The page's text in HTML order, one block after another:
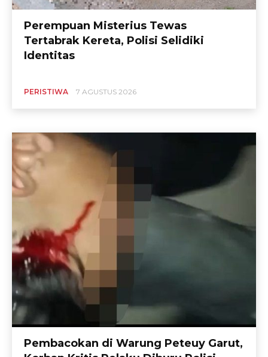
Perempuan Misterius Tewas
Tertabrak Kereta, Polisi Selidiki
Identitas
PERISTIWA 7 AGUSTUS 2026
Pembacokan di Warung Peteuy Garut,